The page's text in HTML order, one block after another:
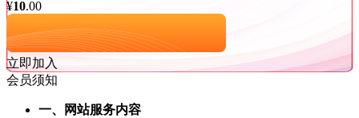
¥10.00
立即加入
会员须知
一、网站服务内容